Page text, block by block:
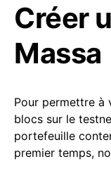
Créer
Massa
Pour permettre à
blocs sur le
portefeuille
premier temps,